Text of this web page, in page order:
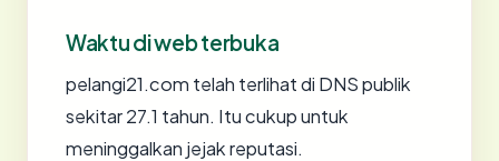
Waktu di web terbuka
pelangi21.com telah terlihat di DNS publik
sekitar 27.1 tahun. Itu cukup untuk
meninggalkan jejak reputasi.